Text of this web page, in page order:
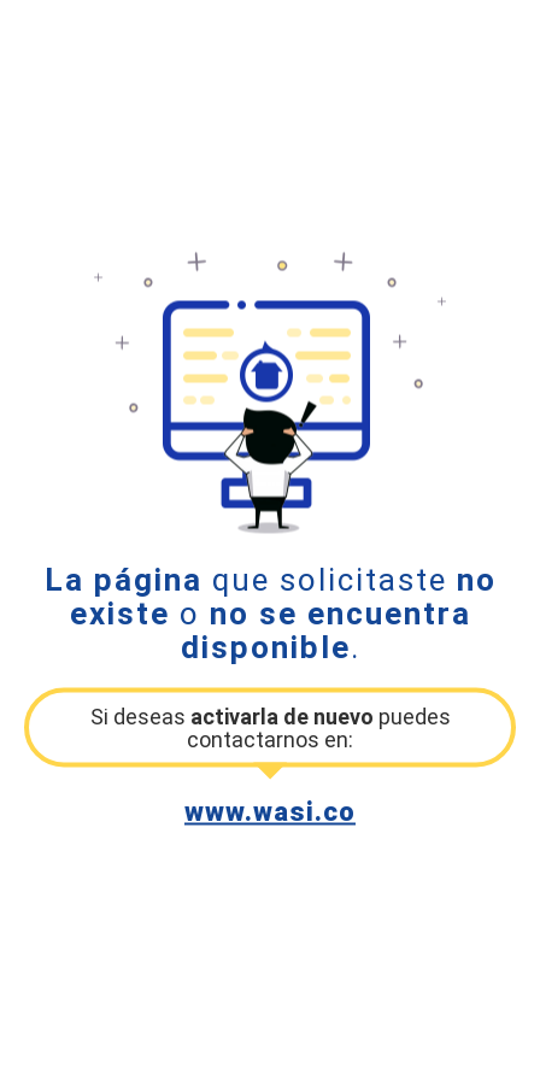
La página que solicitaste no
existe o no se encuentra
disponible.
Si deseas activarla de nuevo puedes
contactarnos en:
www.wasi.co